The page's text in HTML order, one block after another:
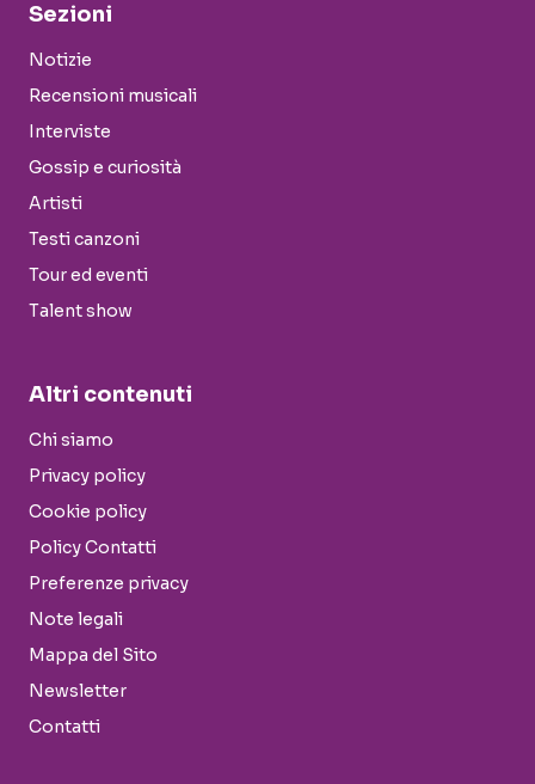
Sezioni
Notizie
Recensioni musicali
Interviste
Gossip e curiosità
Artisti
Testi canzoni
Tour ed eventi
Talent show
Altri contenuti
Chi siamo
Privacy policy
Cookie policy
Policy Contatti
Preferenze privacy
Note legali
Mappa del Sito
Newsletter
Contatti